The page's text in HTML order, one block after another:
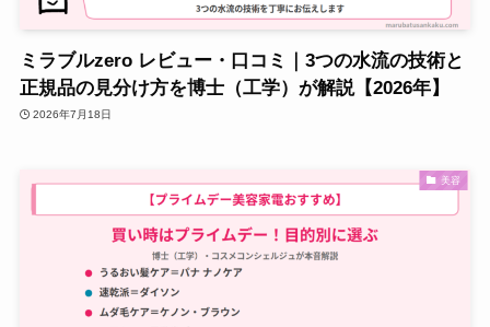
ミラブルzero レビュー・口コミ｜3つの水流の技術と
正規品の見分け方を博士（工学）が解説【2026年】
2026年7月18日
美容